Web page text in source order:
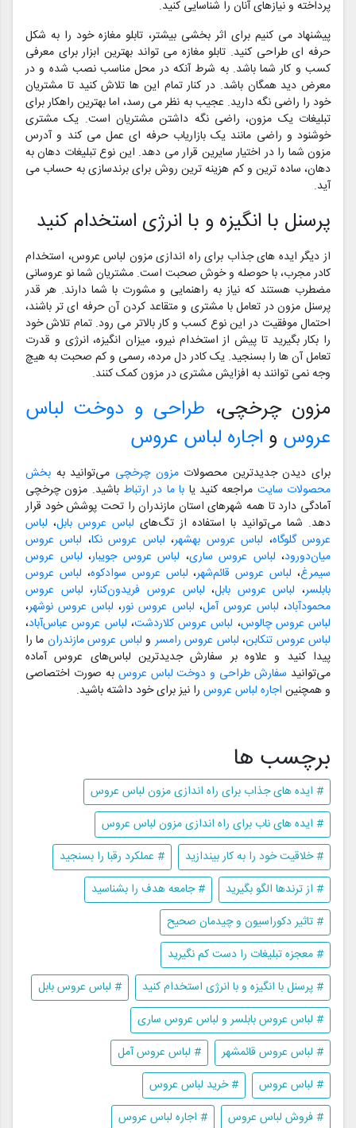
پرداخته و نیازهای آنان را شناسایی کنید.
پیشنهاد می کنیم برای اثر بخشی بیشتر، تابلو مغازه خود را به شکل
حرفه ای طراحی کنید. تابلو مغازه می تواند بهترین ابزار برای معرفی
کسب و کار شما باشد. به شرط آنکه در محل مناسب نصب شده و در
معرض دید همگان باشد. در کنار تمام این ها تلاش کنید تا مشتریان
خود را راضی نگه دارید. عجیب به نظر می رسد، اما بهترین راهکار برای
تبلیغات یک مزون، راضی نگه داشتن مشتریان است. یک مشتری
خوشنود و راضی مانند یک بازاریاب حرفه ای عمل می کند و آدرس
مزون شما را در اختیار سایرین قرار می دهد. این نوع تبلیغات دهان به
دهان، ساده ترین و کم هزینه ترین روش برای برندسازی به حساب می
آید.
پرسنل با انگیزه و با انرژی استخدام کنید
از دیگر ایده های جذاب برای راه اندازی مزون لباس عروس، استخدام
کادر مجرب، با حوصله و خوش صحبت است. مشتریان شما نو عروسانی
مضطرب هستند که نیاز به راهنمایی و مشورت با شما دارند. هر قدر
پرسنل مزون در تعامل با مشتری و متقاعد کردن آن حرفه ای تر باشند،
احتمال موفقیت در این نوع کسب و کار بالاتر می رود. تمام تلاش خود
را بکار بگیرید تا پیش از استخدام نیرو، میزان انگیزه، انرژی و قدرت
تعامل آن ها را بسنجید. یک کادر دل مرده، رسمی و کم صحبت به هیچ
وجه نمی توانند به افزایش مشتری در مزون کمک کنند.
مزون چرخچی، طراحی و دوخت لباس
عروس و اجاره لباس عروس
برای دیدن جدیدترین محصولاتمزون چرخچی می‌توانید به بخش
محصولات سایت مراجعه کنید یا با ما در ارتباط باشید. مزون چرخچی
آمادگی دارد تا همه شهرهای استان مازندران را تحت پوشش خود قرار
دهد. شما می‌توانید با استفاده از تگ‌های لباس عروس بابل، لباس
عروس گلوگاه، لباس عروس بهشهر، لباس عروس نکا، لباس عروس
میان‌دورود، لباس عروس ساری، لباس عروس جویبار، لباس عروس
سیمرغ، لباس عروس قائم‌شهر، لباس عروس سوادکوه، لباس عروس
بابلسر، لباس عروس بابل، لباس عروس فریدون‌کنار، لباس عروس
محمودآباد، لباس عروس آمل، لباس عروس نور، لباس عروس نوشهر،
لباس عروس چالوس، لباس عروس کلاردشت، لباس عروس عباس‌آباد،
لباس عروس تنکابن، لباس عروس رامسر و لباس عروس مازندران ما را
پیدا کنید و علاوه بر سفارش جدیدترین لباس‌های عروس آماده
می‌توانید سفارش طراحی و دوخت لباس عروس به صورت اختصاصی
و همچنین اجاره لباس عروس را نیز برای خود داشته باشید.
برچسب ها
# ایده های جذاب برای راه اندازی مزون لباس عروس
# ایده های ناب برای راه اندازی مزون لباس عروس
# خلاقیت خود را به کار بیندازید
# عملکرد رقبا را بسنجید
# از ترندها الگو بگیرید
# جامعه هدف را بشناسید
# تاثیر دکوراسیون و چیدمان صحیح
# معجزه تبلیغات را دست کم نگیرید
# پرسنل با انگیزه و با انرژی استخدام کنید
# لباس عروس بابل
# لباس عروس بابلسر و لباس عروس ساری
# لباس عروس قائمشهر
# لباس عروس آمل
# لباس عروس
# خرید لباس عروس
# فروش لباس عروس
# اجاره لباس عروس